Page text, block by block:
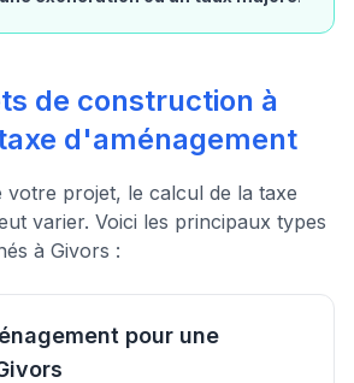
de construction à
d'aménagement
votre projet, le calcul de la taxe
varier. Voici les principaux types
à Givors :
pour une